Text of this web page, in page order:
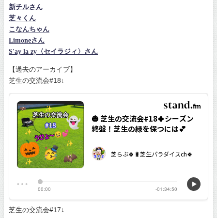
新チルさん
芝々くん
こなんちゃん
Limoneさん
S'ay la zy〈セイラジィ〉さん
【過去のアーカイブ】
芝生の交流会#18↓
芝生の交流会#17↓